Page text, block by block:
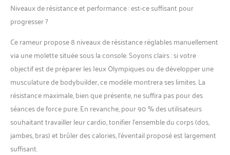
Niveaux de résistance et performance : est-ce suffisant pour
progresser ?
Ce rameur propose 8 niveaux de résistance réglables manuellement
via une molette située sous la console. Soyons clairs : si votre
objectif est de préparer les Jeux Olympiques ou de développer une
musculature de bodybuilder, ce modèle montrera ses limites. La
résistance maximale, bien que présente, ne suffira pas pour des
séances de force pure. En revanche, pour 90 % des utilisateurs
souhaitant travailler leur cardio, tonifier l’ensemble du corps (dos,
jambes, bras) et brûler des calories, l’éventail proposé est largement
suffisant.